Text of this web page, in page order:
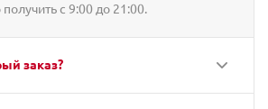
с 9:00 до 21:00.
заказ?